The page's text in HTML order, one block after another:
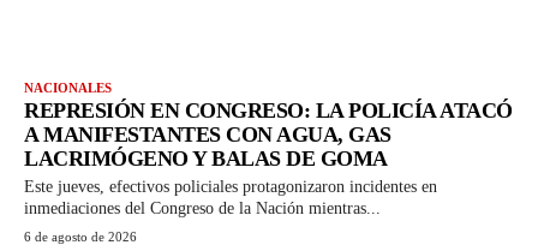
NACIONALES
REPRESIÓN EN CONGRESO: LA POLICÍA ATACÓ
A MANIFESTANTES CON AGUA, GAS
LACRIMÓGENO Y BALAS DE GOMA
Este jueves, efectivos policiales protagonizaron incidentes en
inmediaciones del Congreso de la Nación mientras...
6 de agosto de 2026